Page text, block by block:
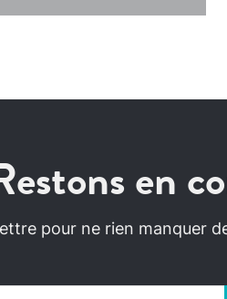
en
pour ne rien manquer